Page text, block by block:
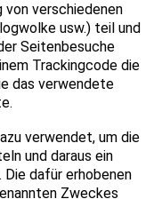
von verschiedenen
usw.) teil und
Seitenbesuche
Trackingcode die
das verwendete
verwendet, um die
und daraus ein
Die dafür erhobenen
Zweckes